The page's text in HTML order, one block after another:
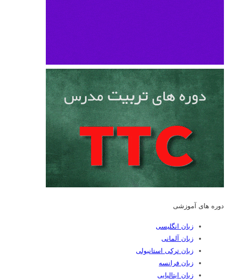
دوره های آموزشی
زبان انگلیسی
زبان آلمانی
زبان ترکی استانبولی
زبان فرانسه
زبان ایتالیایی